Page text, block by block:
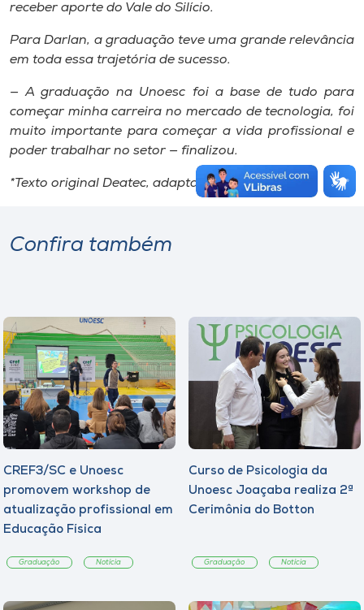
receber aporte do Vale do Silício.
Para Darlan, a graduação teve uma grande relevância
em toda essa trajetória de sucesso.
— A graduação na Unoesc foi a base de tudo para
começar minha carreira no mercado de tecnologia, foi
muito importante para começar a vida profissional e
poder trabalhar no setor — finalizou.
*Texto original Deatec, adaptado pela Unoesc.
Confira também
CREF3/SC e Unoesc
promovem workshop de
atualização profissional em
Educação Física
Graduação Notícia
Curso de Psicologia da
Unoesc Joaçaba realiza 2ª
Cerimônia do Botton
Graduação Notícia